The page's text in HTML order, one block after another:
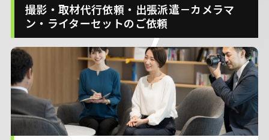
撮影・取材代行依頼・出張派遣－カメラマ
ン・ライターセットのご依頼